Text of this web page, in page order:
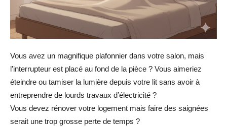
Vous avez un magnifique plafonnier dans votre salon, mais
l’interrupteur est placé au fond de la pièce ? Vous aimeriez
éteindre ou tamiser la lumière depuis votre lit sans avoir à
entreprendre de lourds travaux d’électricité ?
Vous devez rénover votre logement mais faire des saignées
serait une trop grosse perte de temps ?